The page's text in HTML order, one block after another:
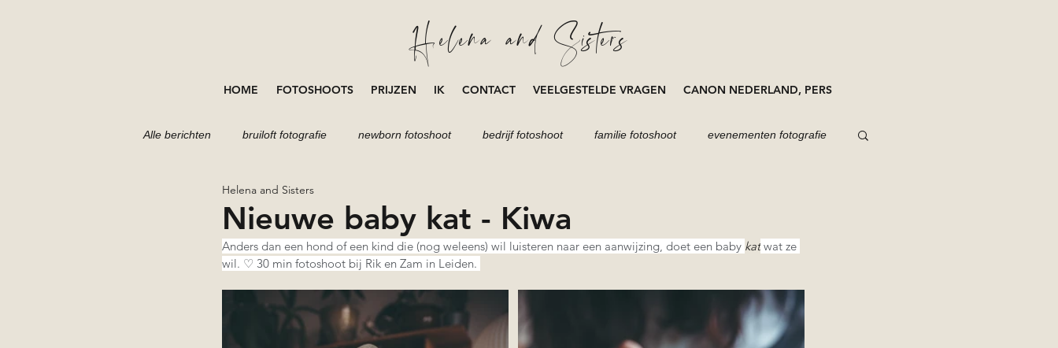
Helena and Sisters
HOME FOTOSHOOTS PRIJZEN IK CONTACT VEELGESTELDE VRAGEN CANON NEDERLAND, PERS
Alle berichten bruiloft fotografie newborn fotoshoot bedrijf fotoshoot familie fotoshoot evenementen fotografie
portretten fotoshoot fotoshoot
Nieuwe baby kat - Kiwa
Helena and Sisters
Anders dan een hond of een kind die (nog weleens) wil luisteren naar een aanwijzing, doet een baby kat wat ze
wil. ♡ 30 min fotoshoot bij Rik en Zam in Leiden.